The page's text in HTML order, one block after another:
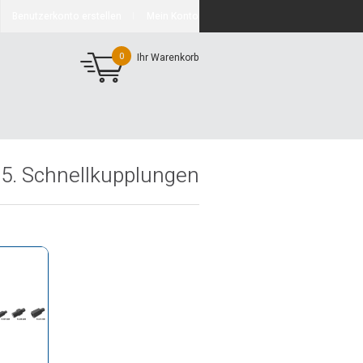
0 Ihr Warenkorb
5. Schnellkupplungen